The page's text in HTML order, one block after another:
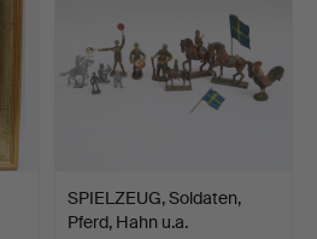
SPIELZEUG, Soldaten,
Pferd, Hahn u.a.